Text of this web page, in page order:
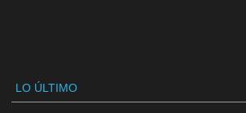
LO ÚLTIMO